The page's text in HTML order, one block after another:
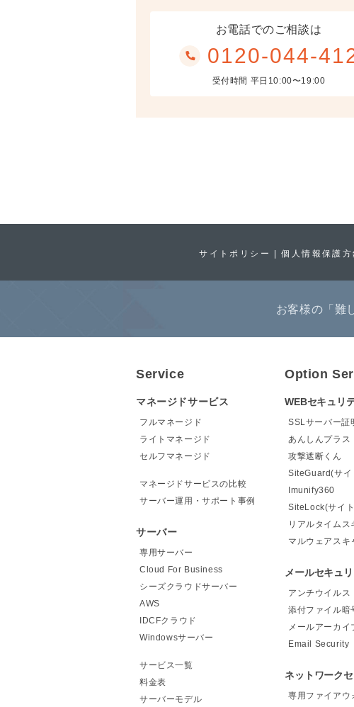
お電話でのご相談は
0120-044-
受付時間 平日10:00〜19:00
サイトポリシー 個人情報保護方
お客様の「難
Service
マネージドサービス
フルマネージド
ライトマネージド
セルフマネージド
マネージドサービスの比較
サーバー運用・サポート事例
サーバー
専用サーバー
Cloud For Business
シーズクラウドサーバー
AWS
IDCFクラウド
Windowsサーバー
サービス一覧
料金表
サーバーモデル
Option
WEBセキュリ
SSLサーバー証
あんしんプラス
攻撃遮断くん
SiteGuard(サイ
Imunify360
SiteLock(サイ
リアルタイムス
マルウェアスキ
メールセキュ
アンチウイルス
添付ファイル暗
メールアーカイ
Email Security
ネットワーク
専用ファイアウ